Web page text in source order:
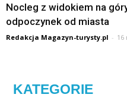
Nocleg z widokiem na
odpoczynek od miasta
Redakcja Magazyn-turysty.pl - 16
KATEGORIE